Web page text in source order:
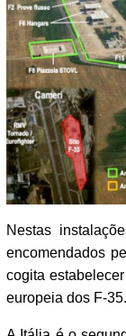
Nestas
encomendados
cogita
europeia dos F-35.